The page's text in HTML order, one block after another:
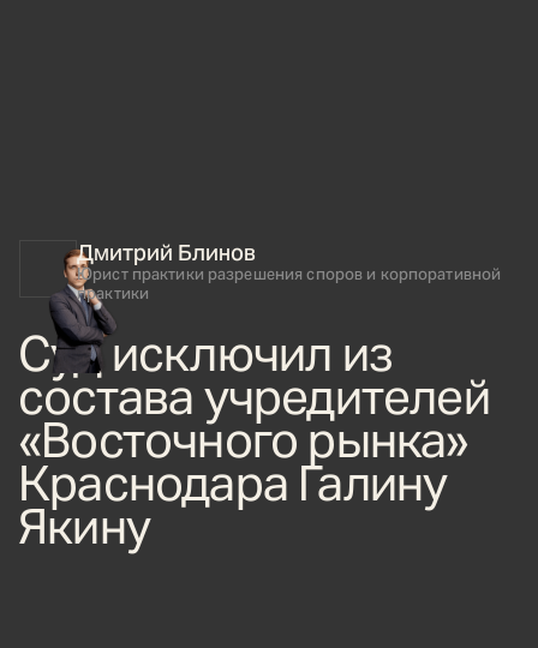
Дмитрий Блинов
Юрист практики разрешения споров и корпоративной
практики
Суд исключил из
состава учредителей
«Восточного рынка»
Краснодара Галину
Якину